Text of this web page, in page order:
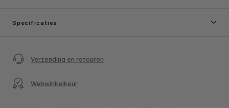
Specificaties
Verzending en retouren
Webwinkelkeur